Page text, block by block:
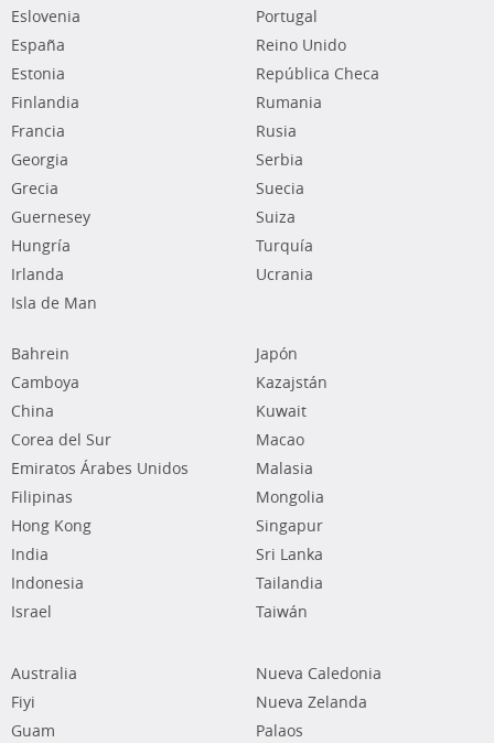
Eslovenia
España
Estonia
Finlandia
Francia
Georgia
Grecia
Guernesey
Hungría
Irlanda
Isla de Man
Portugal
Reino Unido
República Checa
Rumania
Rusia
Serbia
Suecia
Suiza
Turquía
Ucrania
Bahrein
Camboya
China
Corea del Sur
Emiratos Árabes Unidos
Filipinas
Hong Kong
India
Indonesia
Israel
Japón
Kazajstán
Kuwait
Macao
Malasia
Mongolia
Singapur
Sri Lanka
Tailandia
Taiwán
Australia
Fiyi
Guam
Nueva Caledonia
Nueva Zelanda
Palaos